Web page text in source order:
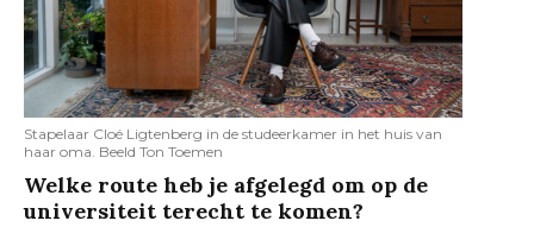
Stapelaar Cloé Ligtenberg in de studeerkamer in het huis van
haar oma. Beeld Ton Toemen
Welke route heb je afgelegd om op de
universiteit terecht te komen?